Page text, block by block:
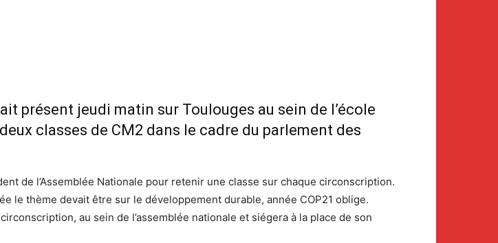
présent jeudi matin sur Toulouges au sein de l’école
classes de CM2 dans le cadre du parlement des
de l’Assemblée Nationale pour retenir une classe sur chaque circonscription.
le thème devait être sur le développement durable, année COP21 oblige.
au sein de l’assemblée nationale et siégera à la place de son